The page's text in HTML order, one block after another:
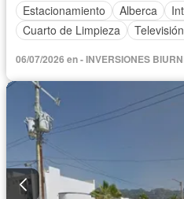
Estacionamiento
Alberca
Cuarto de Limpieza
06/07/2026 en - INVERSIONES